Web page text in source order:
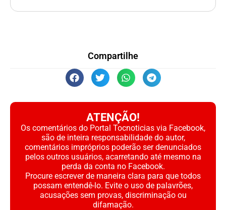
Compartilhe
ATENÇÃO!
Os comentários do Portal Tocnoticias via Facebook,
são de inteira responsabilidade do autor,
comentários impróprios poderão ser denunciados
pelos outros usuários, acarretando até mesmo na
perda da conta no Facebook.
Procure escrever de maneira clara para que todos
possam entendê-lo. Evite o uso de palavrões,
acusações sem provas, discriminação ou
difamação.